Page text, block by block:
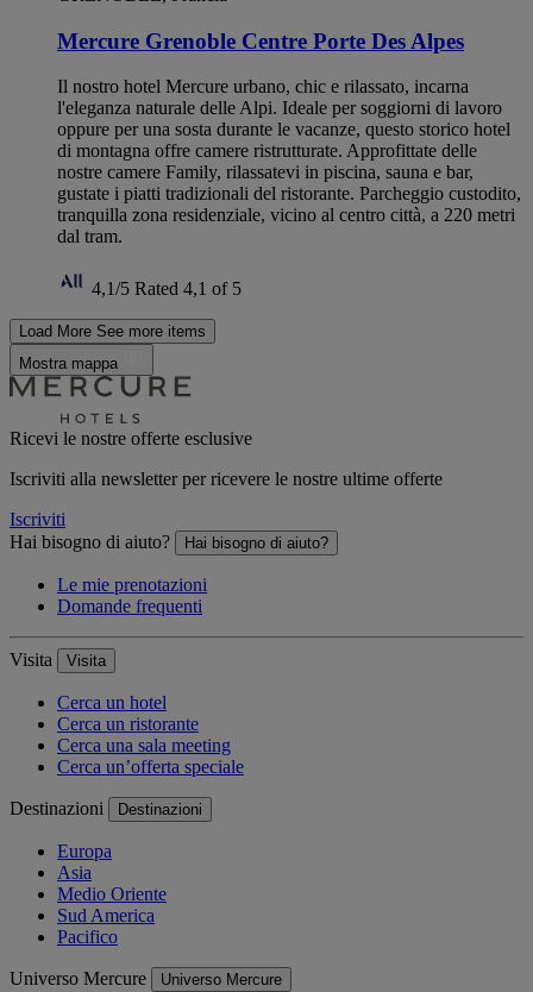
Mercure Grenoble Centre Porte Des Alpes
Il nostro hotel Mercure urbano, chic e rilassato, incarna
l'eleganza naturale delle Alpi. Ideale per soggiorni di lavoro
oppure per una sosta durante le vacanze, questo storico hotel
di montagna offre camere ristrutturate. Approfittate delle
nostre camere Family, rilassatevi in piscina, sauna e bar,
gustate i piatti tradizionali del ristorante. Parcheggio custodito,
tranquilla zona residenziale, vicino al centro città, a 220 metri
dal tram.
4,1/5 Rated 4,1 of 5
Load More See more items
Mostra mappa
Ricevi le nostre offerte esclusive
Iscriviti alla newsletter per ricevere le nostre ultime offerte
Iscriviti
Hai bisogno di aiuto?
Hai bisogno di aiuto?
Le mie prenotazioni
Domande frequenti
Visita Visita
Cerca un hotel
Cerca un ristorante
Cerca una sala meeting
Cerca un’offerta speciale
Destinazioni Destinazioni
Europa
Asia
Medio Oriente
Sud America
Pacifico
Universo Mercure Universo Mercure